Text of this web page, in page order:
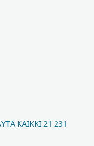
KAIKKI 21 231